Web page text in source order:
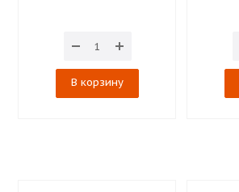
В корзину